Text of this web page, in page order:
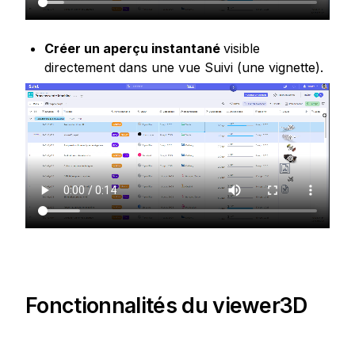
Créer un aperçu instantané visible
directement dans une vue Suivi (une vignette).
Fonctionnalités du viewer3D